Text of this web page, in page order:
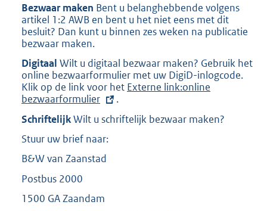
Bezwaar maken Bent u belanghebbende volgens
artikel 1:2 AWB en bent u het niet eens met dit
besluit? Dan kunt u binnen zes weken na publicatie
bezwaar maken.
Digitaal Wilt u digitaal bezwaar maken? Gebruik het
online bezwaarformulier met uw DigiD-inlogcode.
Klik op de link voor het E
e
Externe link:online
bezwaarformulier
.
SchriftelijkWilt u schriftelijk bezwaar maken?
Stuur uw brief naar:
B&W van Zaanstad
Postbus 2000
1500 GA Zaandam